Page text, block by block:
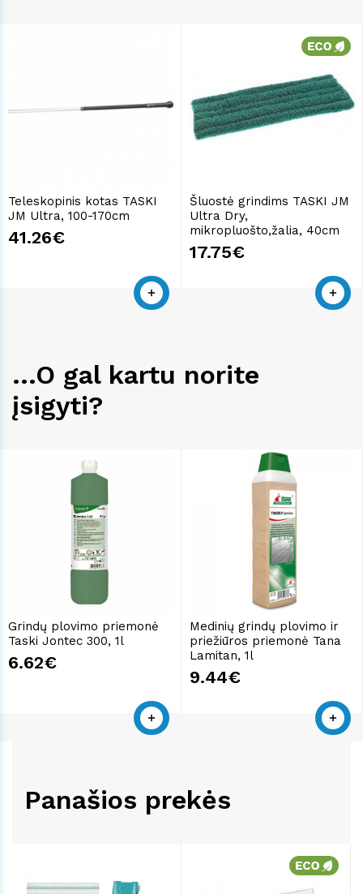
Teleskopinis kotas TASKI
JM Ultra, 100-170cm
41.26€
Šluostė grindims TASKI JM
Ultra Dry,
mikropluošto,žalia, 40cm
17.75€
...O gal kartu norite
įsigyti?
Grindų plovimo priemonė
Taski Jontec 300, 1l
6.62€
Medinių grindų plovimo ir
priežiūros priemonė Tana
Lamitan, 1l
9.44€
Panašios prekės